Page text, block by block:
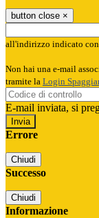
button close ×
all'indirizzo indicato
Non hai una e-mail
tramite la Login
E-mail inviata, si
Errore
Chiudi
Successo
Chiudi
Informazione